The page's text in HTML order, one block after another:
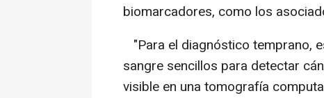
biomarcadores, como los
"Para el diagnóstico temprano,
sangre sencillos para detectar
visible en una tomografía